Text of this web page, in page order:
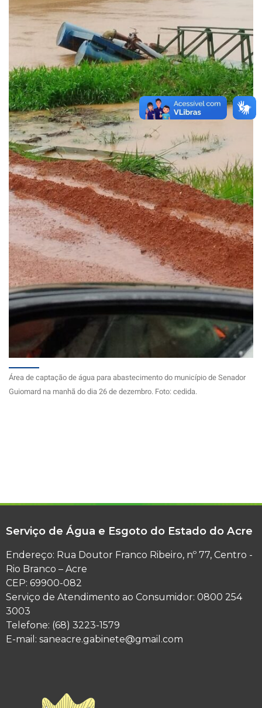
Área de captação de água para abastecimento do município de Senador
Guiomard na manhã do dia 26 de dezembro. Foto: cedida.
Serviço de Água e Esgoto do Estado do Acre
Endereço: Rua Doutor Franco Ribeiro, nº 77, Centro -
Rio Branco – Acre
CEP: 69900-082
Serviço de Atendimento ao Consumidor: 0800 254
3003
Telefone: (68) 3223-1579
E-mail: saneacre.gabinete@gmail.com